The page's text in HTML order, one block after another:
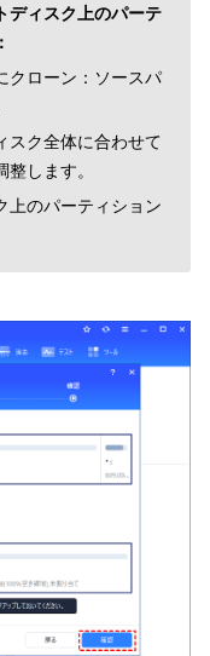
ディスク上のパーテ
クローン：ソースパ
スク全体に合わせて
します。
上のパーティション